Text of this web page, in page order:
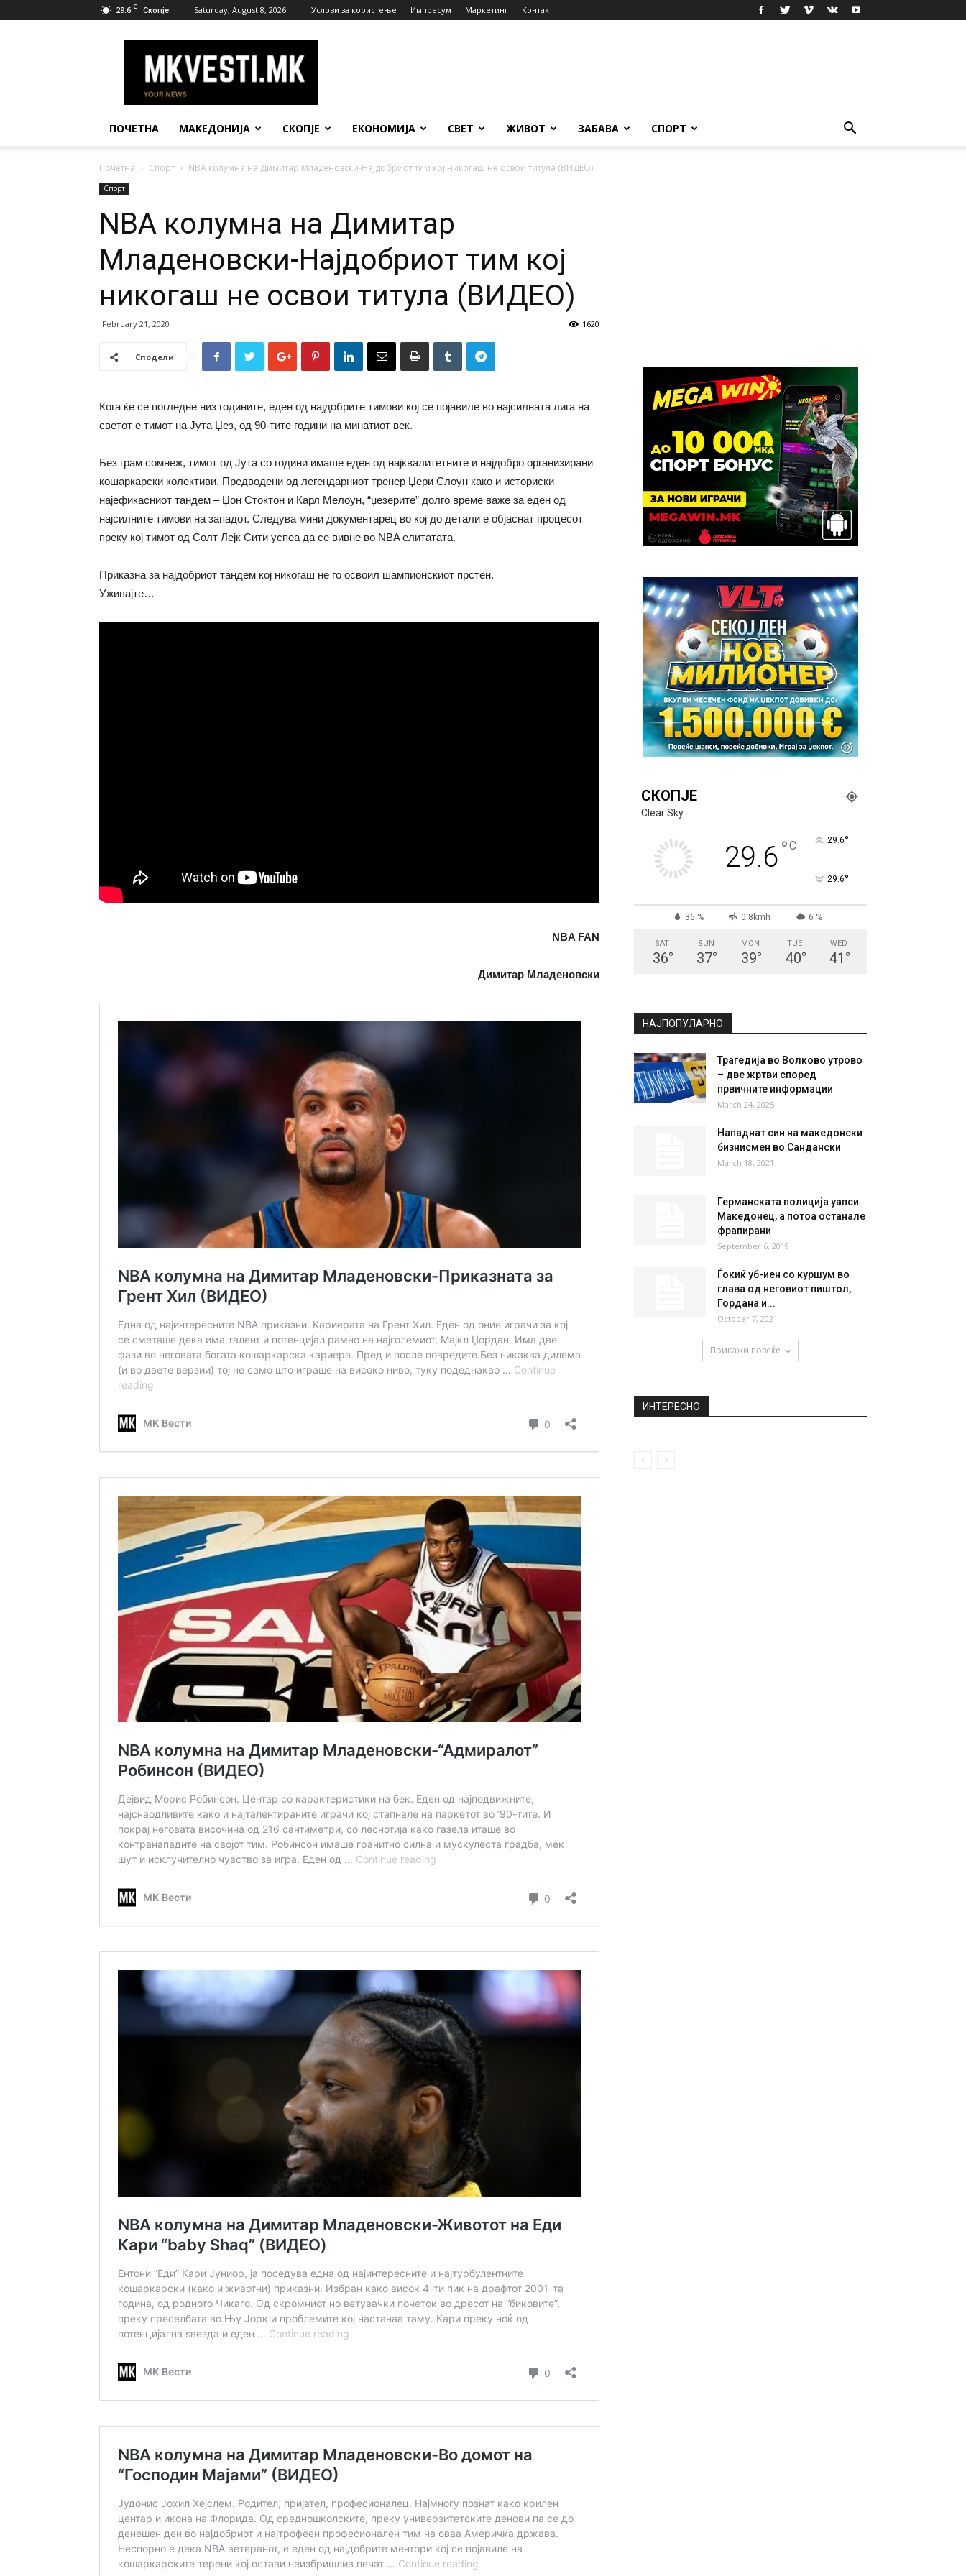
29.6 C Скопје Saturday, August 8, 2026 Услови за користење Импресум Маркетинг Контакт
Вести
ПОЧЕТНА МАКЕДОНИЈА СКОПЈЕ ЕКОНОМИЈА СВЕТ ЖИВОТ ЗАБАВА СПОРТ
Почетна Спорт NBA колумна на Димитар Младеновски-Најдобриот тим кој никогаш не освои титула (ВИДЕО)
Спорт
NBA колумна на Димитар
Младеновски-Најдобриот тим кој
никогаш не освои титула (ВИДЕО)
February 21, 2020 1620
Сподели
Кога ќе се погледне низ годините, еден од најдобрите тимови кој се појавиле во најсилната лига на
светот е тимот на Јута Џез, од 90-тите години на минатиот век.
Без грам сомнеж, тимот од Јута со години имаше еден од најквалитетните и најдобро организирани
кошаркарски колективи. Предводени од легендарниот тренер Џери Слоун како и историски
најефикасниот тандем – Џон Стоктон и Карл Мелоун, “џезерите” долго време важе за еден од
најсилните тимови на западот. Следува мини документарец во кој до детали е објаснат процесот
преку кој тимот од Солт Лејк Сити успеа да се вивне во NBA елитатата.
Приказна за најдобриот тандем кој никогаш не го освоил шампионскиот прстен.
Уживајте…
NBA FAN
Димитар Младеновски
СКОПЈЕ
Clear Sky
29.6°C 29.6°
29.6°
36 % 0.8kmh 6 %
SAT
36°
SUN
37°
MON
39°
TUE
40°
WED
41 °
НАЈПОПУЛАРНО
Трагедија во Волково утрово
– две жртви според
првичните информации
March 24, 2025
Нападнат син на македонски
бизнисмен во Сандански
March 18, 2021
Германската полиција уапси
Македонец, а потоа останале
фрапирани
September 6, 2019
Ѓокиќ уб-иен со куршум во
глава од неговиот пиштол,
Гордана и...
October 7, 2021
Прикажи повеќе
ИНТЕРЕСНО